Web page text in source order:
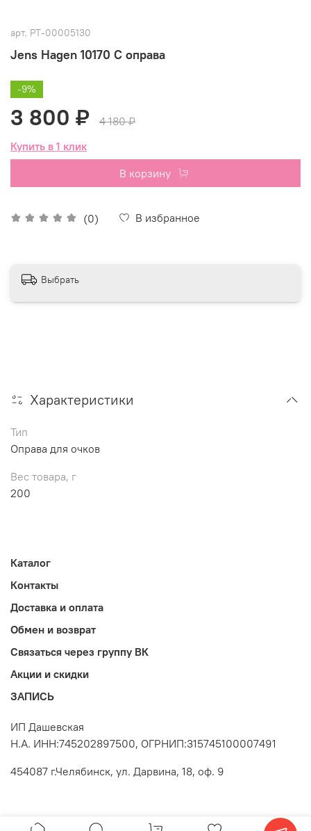
арт. РТ-00005130
Jens Hagen 10170 C оправа
(0) В избранное
-9%
3 800 ₽
4 180 ₽
Купить в 1 клик
В корзину
Выбрать
Характеристики
Тип
Оправа для очков
Вес товара, г
200
Каталог
Контакты
Доставка и оплата
Обмен и возврат
Связаться через группу ВК
Акции и скидки
ЗАПИСЬ
ИП Дашевская
Н.А. ИНН:745202897500, ОГРНИП:315745100007491
454087 г.Челябинск, ул. Дарвина, 18, оф. 9